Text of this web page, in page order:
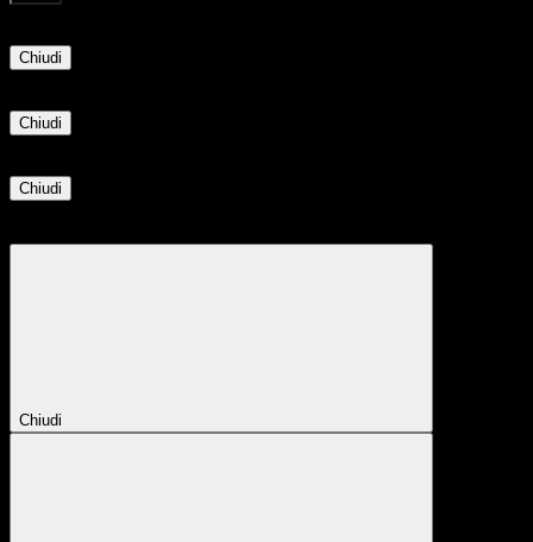
Chiudi
Chiudi
Chiudi
Chiudi